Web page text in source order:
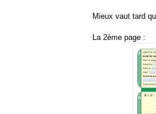
Mieux vaut tard
La 2ème page :